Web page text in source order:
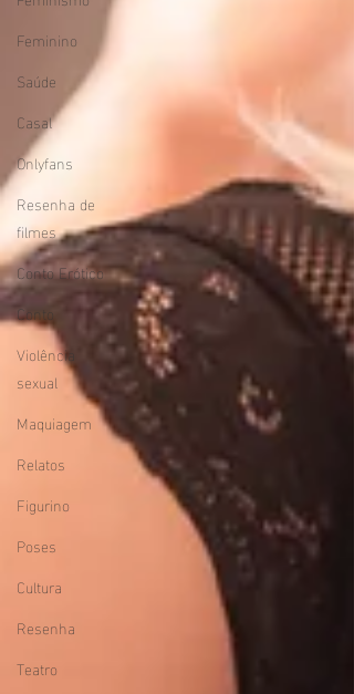
Feminino
Saúde
Casal
Onlyfans
Resenha de
filmes
Conto Erótico
Conto
Violência
sexual
Maquiagem
Relatos
Figurino
Poses
Cultura
Resenha
Teatro